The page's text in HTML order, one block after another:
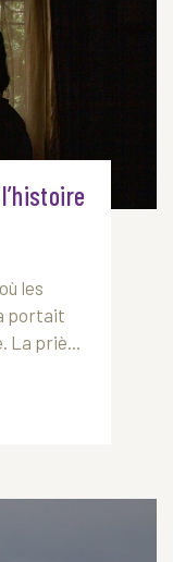
les
portait
La priè...